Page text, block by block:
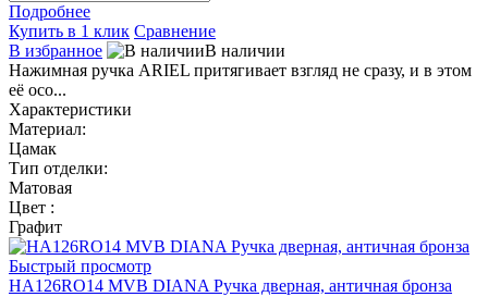
Подробнее
Купить в 1 клик Сравнение
В избранное
В наличии
Нажимная ручка ARIEL притягивает взгляд не сразу, и в этом
её осо...
Характеристики
Материал:
Цамак
Тип отделки:
Матовая
Цвет :
Графит
Быстрый просмотр
HA126RO14 MVB DIANA Ручка дверная, античная бронза